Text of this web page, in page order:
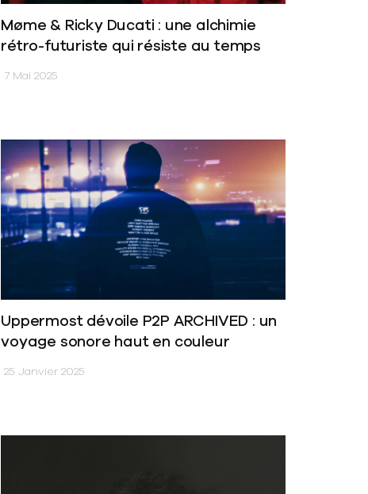
Møme & Ricky Ducati : une alchimie
rétro-futuriste qui résiste au temps
7 Mai 2025
Uppermost dévoile P2P ARCHIVED : un
voyage sonore haut en couleur
25 Janvier 2025